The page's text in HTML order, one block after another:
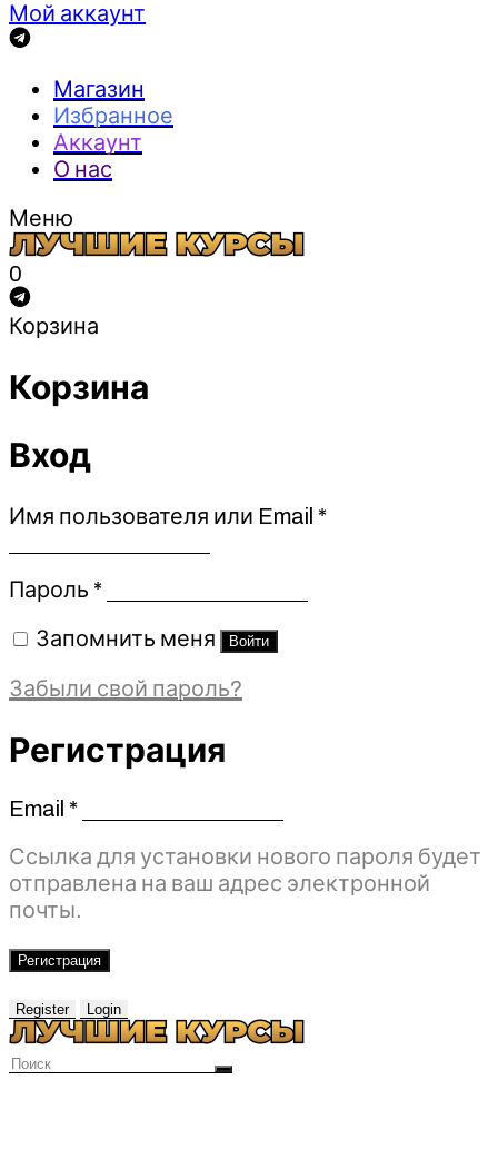
Мой аккаунт
Магазин
Избранное
Аккаунт
О нас
Меню
0
Корзина
Корзина
Вход
Имя пользователя или Email *Обязательно
Пароль *Обязательно
Запомнить меня Войти
Забыли свой пароль?
Регистрация
Email *Обязательно
Ссылка для установки нового пароля будет
отправлена ​​на ваш адрес электронной
почты.
Регистрация
Register Login